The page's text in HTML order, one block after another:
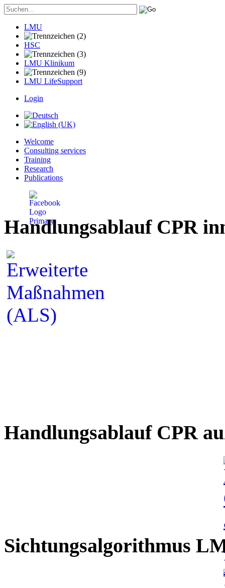
LMU
HSC
LMU Klinikum
LMU LifeSupport
Login
Welcome
Consulting services
Training
Research
Publications
Handlungsablauf CPR
Handlungsablauf CPR
Sichtungsalgorithmus